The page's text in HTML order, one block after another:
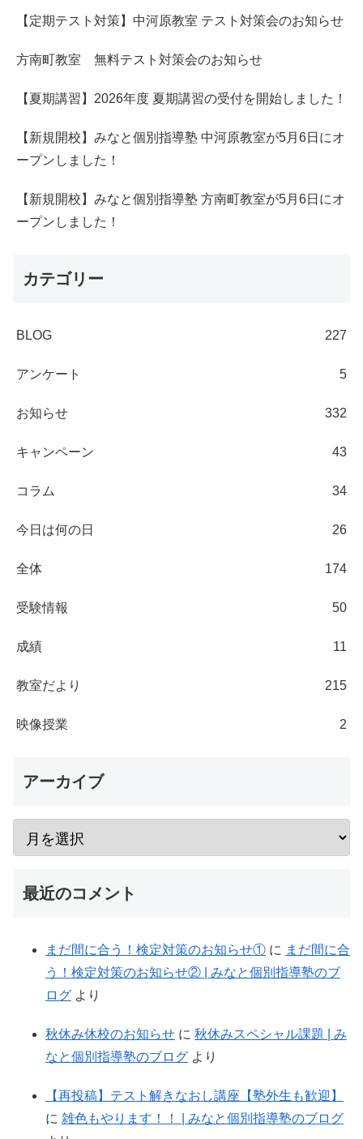
【定期テスト対策】中河原教室 テスト対策会のお知らせ
方南町教室 無料テスト対策会のお知らせ
【夏期講習】2026年度 夏期講習の受付を開始しました！
【新規開校】みなと個別指導塾 中河原教室が5月6日にオ
ープンしました！
【新規開校】みなと個別指導塾 方南町教室が5月6日にオ
ープンしました！
カテゴリー
BLOG 227
アンケート 5
お知らせ 332
キャンペーン 43
コラム 34
今日は何の日 26
全体 174
受験情報 50
成績 11
教室だより 215
映像授業 2
アーカイブ
最近のコメント
まだ間に合う！検定対策のお知らせ① に まだ間に合
う！検定対策のお知らせ② | みなと個別指導塾のブ
ログ より
秋休み休校のお知らせ に 秋休みスペシャル課題 | み
なと個別指導塾のブログ より
【再投稿】テスト解きなおし講座【塾外生も歓迎】
に 雑色もやります！！ | みなと個別指導塾のブログ